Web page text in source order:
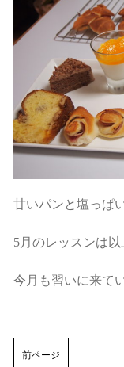
甘いパンと塩っぱ
5月のレッスンは以
今月も習いに来て
前ページ